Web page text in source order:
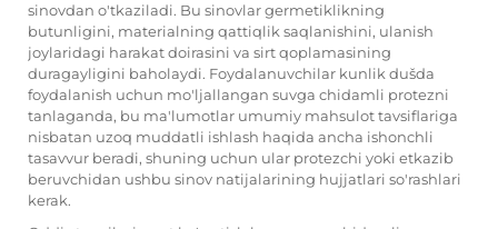
sinovdan o'tkaziladi. Bu sinovlar germetiklikning
butunligini, materialning qattiqlik saqlanishini, ulanish
joylaridagi harakat doirasini va sirt qoplamasining
duragayligini baholaydi. Foydalanuvchilar kunlik dušda
foydalanish uchun mo'ljallangan suvga chidamli protezni
tanlaganda, bu ma'lumotlar umumiy mahsulot tavsiflariga
nisbatan uzoq muddatli ishlash haqida ancha ishonchli
tasavvur beradi, shuning uchun ular protezchi yoki etkazib
beruvchidan ushbu sinov natijalarining hujjatlari so'rashlari
kerak.